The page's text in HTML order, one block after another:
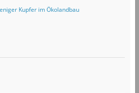
Kupfer im Ökolandbau